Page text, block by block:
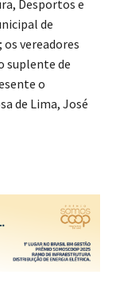
Desportos e
de
vereadores
suplente de
o
de Lima, José